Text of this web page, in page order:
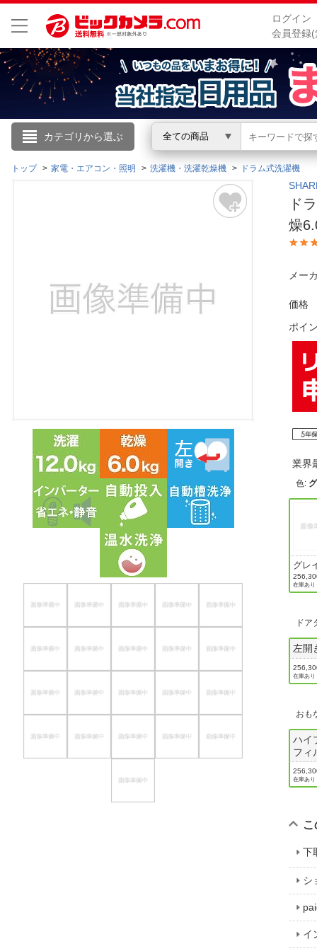
ログイン
会員登録
カテゴリから選ぶ 全ての商品
こんにちは
ログイン
閲覧履歴
トップ 家電・エアコン・照明 洗濯機・洗濯乾燥機 ドラム式洗濯機
ド
燥
メー
価格
ポイ
業界
色:
グレ
レー
在庫あり
ドア
左開
在庫あり
おも
ハイ
フィ
在庫あり
下
シ
イ